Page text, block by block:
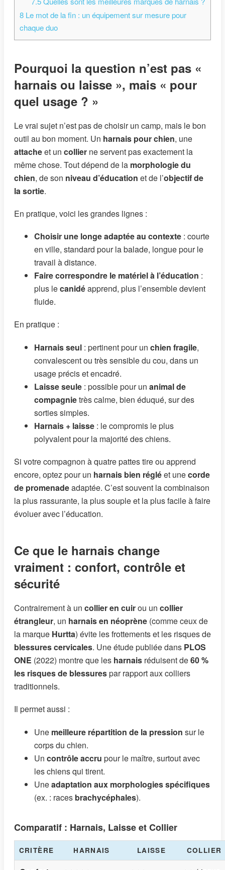
8 Le mot de la fin : un équipement sur mesure pour
chaque duo
Pourquoi la question n’est pas «
harnais ou laisse », mais « pour
quel usage ? »
Le vrai sujet n’est pas de choisir un camp, mais le bon
outil au bon moment. Un harnais pour chien, une
attacheet un collier ne servent pas exactement la
même chose. Tout dépend de la morphologie du
chien, de son niveau d’éducation et de l’objectif de
la sortie.
En pratique, voici les grandes lignes :
Choisir une longe adaptée au contexte : courte
en ville, standard pour la balade, longue pour le
travail à distance.
Faire correspondre le matériel à l’éducation :
plus lecanidéapprend, plus l’ensemble devient
fluide.
En pratique :
Harnais seul : pertinent pour un chien fragile,
convalescent ou très sensible du cou, dans un
usage précis et encadré.
Laisse seule : possible pour un animal de
compagnietrès calme, bien éduqué, sur des
sorties simples.
Harnais + laisse : le compromis le plus
polyvalent pour la majorité des chiens.
Si votre compagnon à quatre pattes tire ou apprend
encore, optez pour un harnais bien régléet unecorde
de promenadeadaptée. C’est souvent la combinaison
la plus rassurante, la plus souple et la plus facile à faire
évoluer avec l’éducation.
Ce que le harnais change
vraiment : confort, contrôle et
sécurité
Contrairement à un collier en cuirou un collier
étrangleur, un harnais en néoprène (comme ceux de
la marque Hurtta) évite les frottements et les risques de
blessures cervicales. Une étude publiée dans PLOS
ONE (2022) montre que les harnais réduisent de60 %
les risques de blessurespar rapport aux colliers
traditionnels.
Il permet aussi :
Une meilleure répartition de la pression sur le
corps du chien.
Un contrôle accru pour le maître, surtout avec
les chiens qui tirent.
Uneadaptation aux morphologies spécifiques
(ex. : races brachycéphales).
Comparatif : Harnais, Laisse et Collier
CRITÈRE HARNAIS LAISSE COLLIER